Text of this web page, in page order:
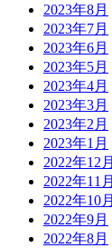
2023年8月
2023年7月
2023年6月
2023年5月
2023年4月
2023年3月
2023年2月
2023年1月
2022年12月
2022年11月
2022年10月
2022年9月
2022年8月